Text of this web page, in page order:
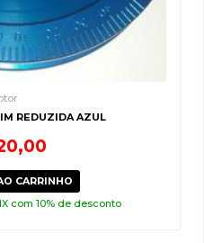
REDUZIDA AZUL
CARRINHO
com 10% de desconto